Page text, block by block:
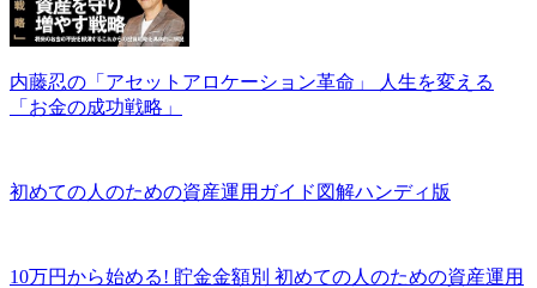
内藤忍の「アセットアロケーション革命」 人生を変える
「お金の成功戦略」
初めての人のための資産運用ガイド図解ハンディ版
10万円から始める! 貯金金額別 初めての人のための資産運用